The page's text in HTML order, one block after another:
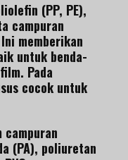
(PP, PE),
campuran
memberikan
untuk benda-
Pada
cocok untuk
campuran
(PA), poliuretan